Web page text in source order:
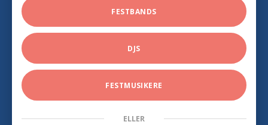
FESTBANDS
DJS
FESTMUSIKERE
ELLER